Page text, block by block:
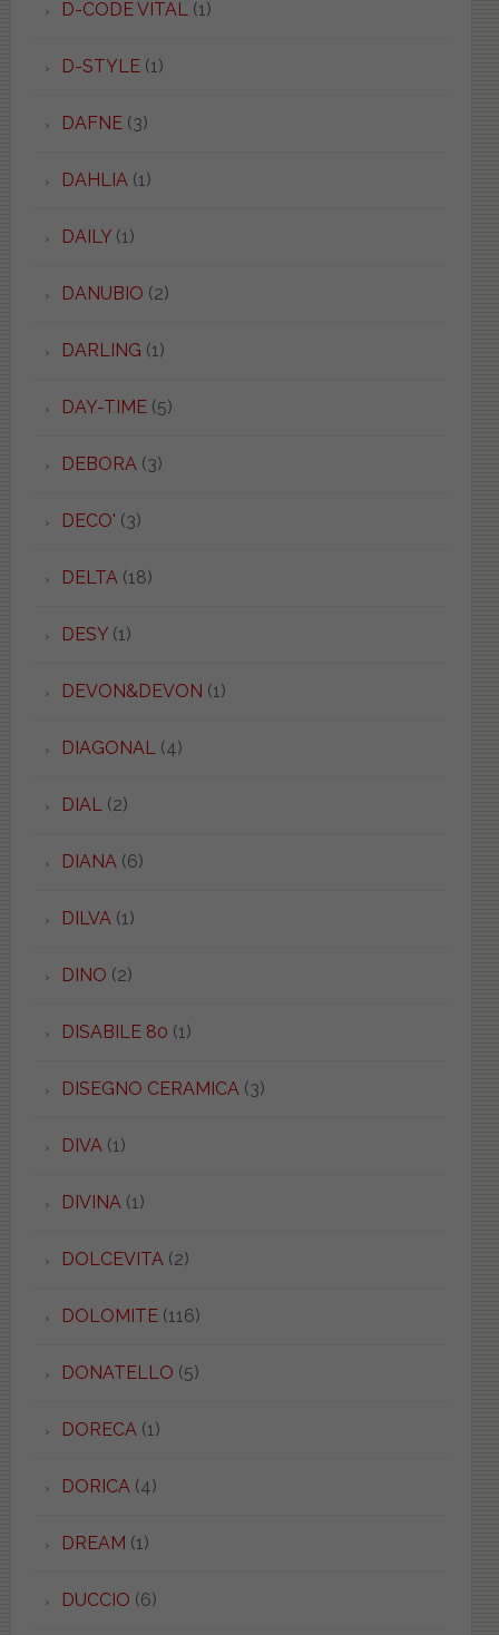
D-CODE VITAL (1)
D-STYLE(1)
DAFNE(3)
DAHLIA (1)
DAILY(1)
DANUBIO (2)
DARLING (1)
DAY-TIME(5)
DEBORA (3)
DECO' (3)
DELTA (18)
DESY(1)
DEVON&DEVON (1)
DIAGONAL (4)
DIAL (2)
DIANA (6)
DILVA (1)
DINO (2)
DISABILE 80 (1)
DISEGNO CERAMICA (3)
DIVA (1)
DIVINA (1)
DOLCEVITA (2)
DOLOMITE(116)
DONATELLO (5)
DORECA (1)
DORICA (4)
DREAM (1)
DUCCIO (6)